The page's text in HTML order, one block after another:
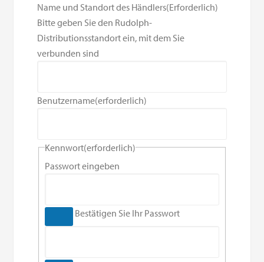
Name und Standort des Händlers(Erforderlich)
Bitte geben Sie den Rudolph-
Distributionsstandort ein, mit dem Sie
verbunden sind
Benutzername(erforderlich)
Kennwort(erforderlich)
Passwort eingeben
Bestätigen Sie Ihr Passwort